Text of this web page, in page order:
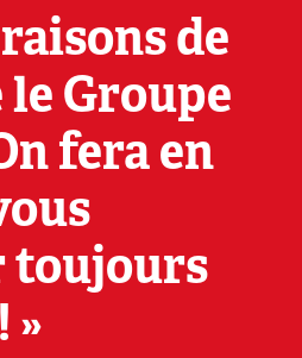
de
Groupe
fera en
toujours
»